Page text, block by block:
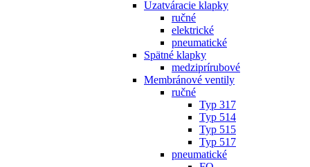
Uzatváracie klapky
ručné
elektrické
pneumatické
Spätné klapky
medziprírubové
Membránové ventily
ručné
Typ 317
Typ 514
Typ 515
Typ 517
pneumatické